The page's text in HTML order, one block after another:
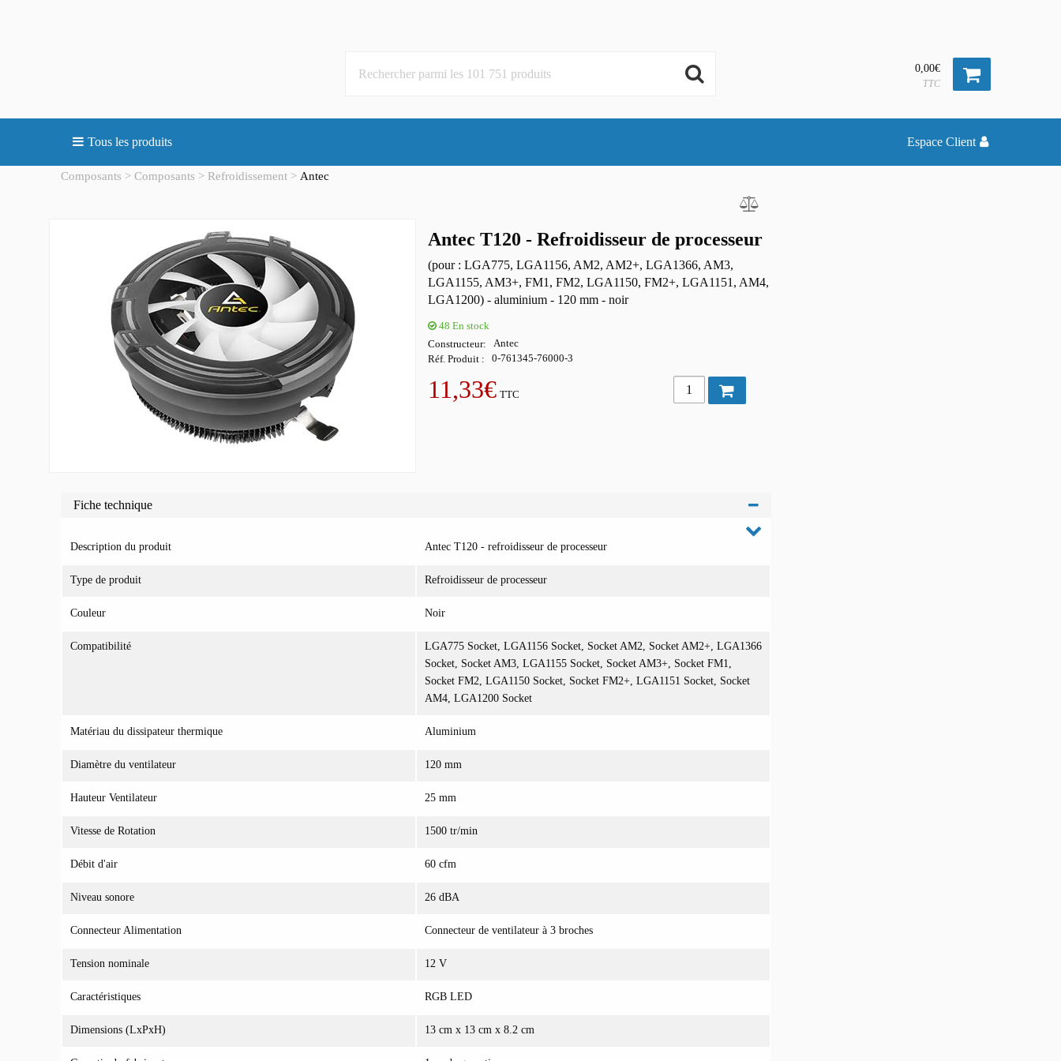
0,00€
TTC
Tous les produits Espace Client
Composants Composants Refroidissement Antec
Antec T120 - Refroidisseur de processeur
(pour : LGA775, LGA1156, AM2, AM2+, LGA1366, AM3,
LGA1155, AM3+, FM1, FM2, LGA1150, FM2+, LGA1151, AM4,
LGA1200) - aluminium - 120 mm - noir
48 En stock
Constructeur Antec
Réf. Produit 0-761345-76000-3
11,33€ TTC
Fiche technique
Description du produit Antec T120 - refroidisseur de processeur
Type de produit Refroidisseur de processeur
Couleur Noir
Compatibilité
LGA775 Socket, LGA1156 Socket, Socket AM2, Socket AM2+, LGA1366
Socket, Socket AM3, LGA1155 Socket, Socket AM3+, Socket FM1,
Socket FM2, LGA1150 Socket, Socket FM2+, LGA1151 Socket, Socket
AM4, LGA1200 Socket
Matériau du dissipateur thermique Aluminium
Diamètre du ventilateur 120 mm
Hauteur Ventilateur 25 mm
Vitesse de Rotation 1500 tr/min
Débit d'air 60 cfm
Niveau sonore 26 dBA
Connecteur Alimentation Connecteur de ventilateur à 3 broches
Tension nominale 12 V
Caractéristiques RGB LED
Dimensions (LxPxH) 13 cm x 13 cm x 8.2 cm